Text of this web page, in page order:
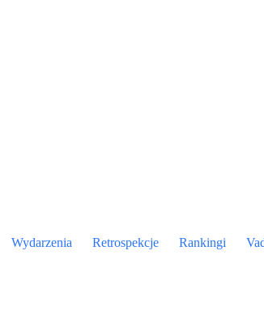
Wydarzenia Retrospekcje Rankingi